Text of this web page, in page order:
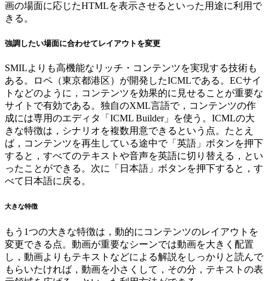
画の場面に応じたHTMLを表示させるといった用途に利用で
きる。
強調したい場面に合わせてレイアウトを変更
SMILよりも高機能なリッチ・コンテンツを実現する技術も
ある。ロペ（東京都港区）が開発したICMLである。ECサイ
トなどのように，コンテンツを効果的に見せることが重要な
サイトで有効である。独自のXML言語で，コンテンツの作
成には専用のエディタ「ICML Builder」を使う。ICMLの大
きな特徴は，シナリオを複数用意できるという点。たとえ
ば，コンテンツを再生している途中で「英語」ボタンを押下
すると，すべてのテキストや音声を英語に切り替える，とい
ったことができる。次に「日本語」ボタンを押下すると，す
べて日本語に戻る。
大きな特徴
もう1つの大きな特徴は，動的にコンテンツのレイアウトを
変更できる点。動画が重要なシーンでは動画を大きく配置
し，動画よりもテキストなどによる解説をしっかりと読んで
もらいたければ，動画を小さくして，その分，テキストの表